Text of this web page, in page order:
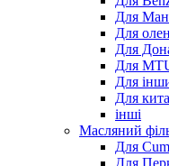
Для
Для
Для
Для
Для
Для
інші
Масляний
Для
Для